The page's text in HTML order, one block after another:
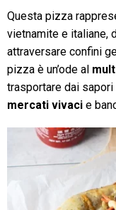
Questa pizza
vietnamite e italiane,
attraversare confini
pizza è un’ode al
trasportare dai
mercati vivaci e